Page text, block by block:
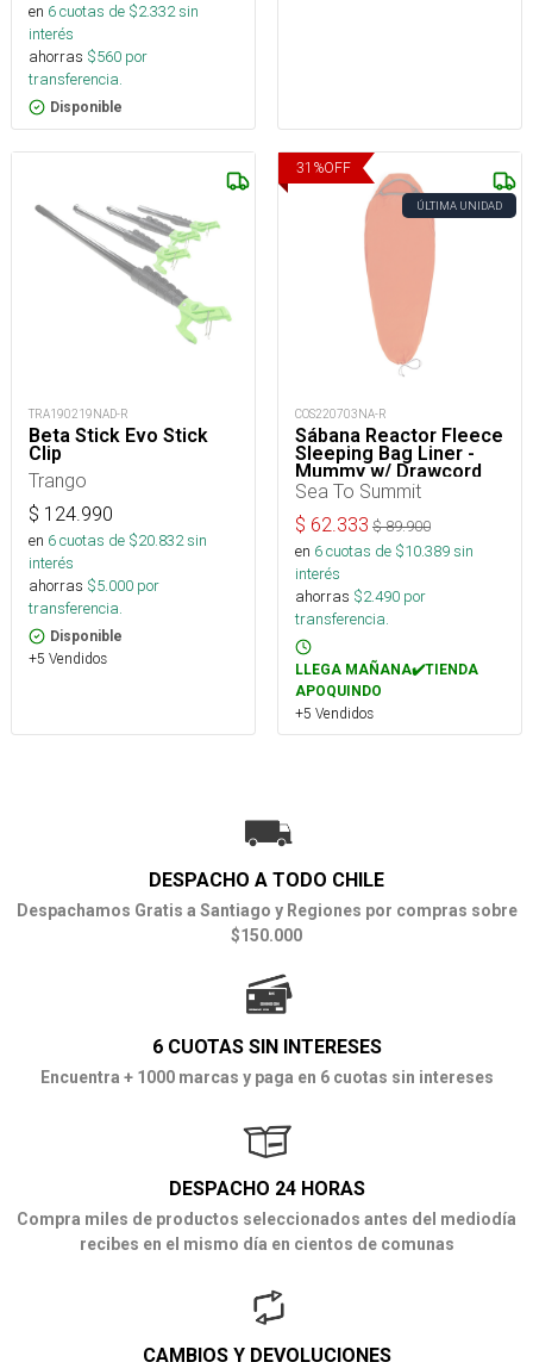
en 6cuotas de $2.332sin
interés
ahorras $560 por
transferencia.
Disponible
TRA190219NAD-R
Beta Stick Evo Stick
Clip
Trango
$ 124.990
en 6cuotas de $20.832sin
interés
ahorras $5.000 por
transferencia.
Disponible
+5 Vendidos
31 %OFF
ÚLTIMA UNIDAD
COS220703NA-R
Sábana Reactor Fleece
Sleeping Bag Liner -
Mummy w/ Drawcord
Sea To Summit
$ 62.333 $89.900
en 6cuotas de $10.389sin
interés
ahorras $2.490 por
transferencia.
LLEGA MAÑANA✔️TIENDA
APOQUINDO
+5 Vendidos
DESPACHO A TODO CHILE
Despachamos Gratis a Santiago y Regiones por compras sobre
$150.000
6 CUOTAS SIN INTERESES
Encuentra + 1000 marcas y paga en 6 cuotas sin intereses
DESPACHO 24 HORAS
Compra miles de productos seleccionados antes del mediodía
recibes en el mismo día en cientos de comunas
CAMBIOS Y DEVOLUCIONES